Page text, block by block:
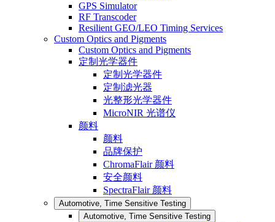
GPS Simulator
RF Transcoder
Resilient GEO/LEO Timing Services
Custom Optics and Pigments
Custom Optics and Pigments
定制光学器件
定制光学器件
定制滤光器
光整形光学器件
MicroNIR 光谱仪
颜料
颜料
品牌保护
ChromaFlair 颜料
安全颜料
SpectraFlair 颜料
Automotive, Time Sensitive Testing
Automotive, Time Sensitive Testing